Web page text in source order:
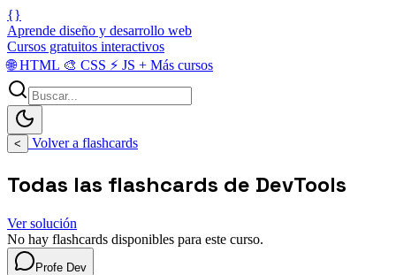
{}
Aprende diseño y desarrollo web
Cursos gratuitos interactivos
🌐HTML 🎨 CSS ⚡ JS + Más cursos
< Volver a flashcards
Todas las flashcards de DevTools
Ver solución
No hay flashcards disponibles para este curso.
Profe Dev